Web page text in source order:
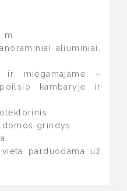
aliuminiai,
ir miegamajame –
kambaryje ir
grindys.
parduodama už